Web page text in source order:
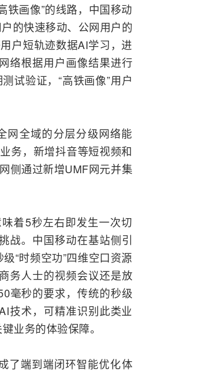
铁画像”的线路，中国移动
的快速移动、公网用户的
户短轨迹数据AI学习，进
络根据用户画像结果进行
测试验证，“高铁画像”用户
网全域的分层分级网络能
务，新增抖音等短视频和
侧通过新增UMF网元并集
着5秒左右即发生一次切
战。中国移动在基站侧引
“时频空功”四维空口资源
务人士的视频会议还是放
毫秒的要求，传统的秒级
技术，可精准识别此类业
业务的体验保障。
了端到端闭环智能优化体